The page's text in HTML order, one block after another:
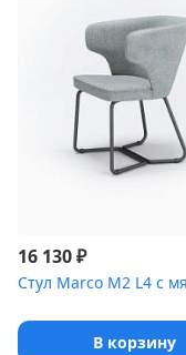
16 130₽
В корзину